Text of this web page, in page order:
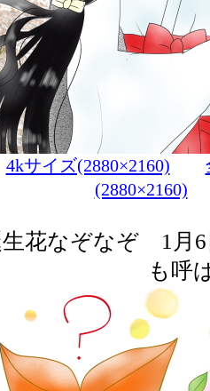
4kサイズ(2880×2160)
(2880×2160)
花なぞなぞ 1月
も呼